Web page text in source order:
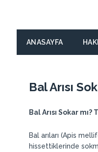
ANASAYFA
Bal Arısı
Bal Arısı Sokar
Bal arıları (Apis
hissettiklerinde